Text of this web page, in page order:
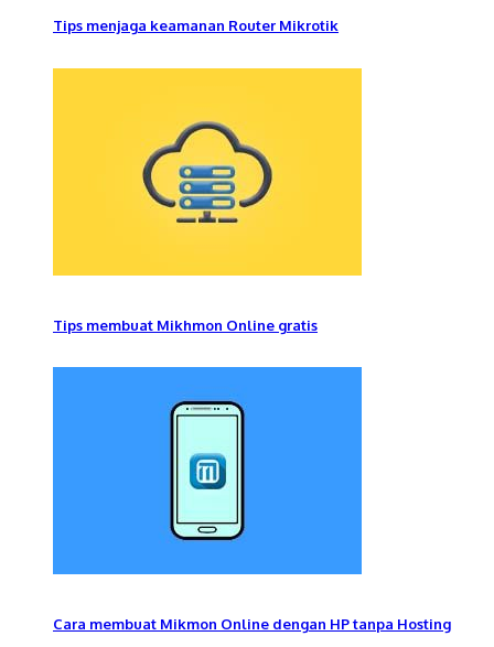
Tips menjaga keamanan Router Mikrotik
Tips membuat Mikhmon Online gratis
Cara membuat Mikmon Online dengan HP tanpa Hosting